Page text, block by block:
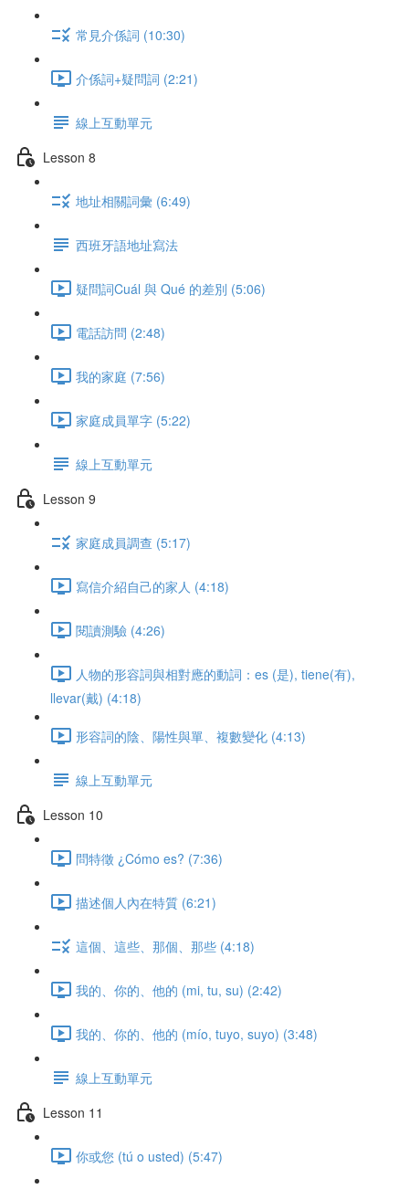
常見介係詞 (10:30)
介係詞+疑問詞 (2:21)
線上互動單元
Lesson 8
地址相關詞彙 (6:49)
西班牙語地址寫法
疑問詞Cuál 與 Qué 的差別 (5:06)
電話訪問 (2:48)
我的家庭 (7:56)
家庭成員單字 (5:22)
線上互動單元
Lesson 9
家庭成員調查 (5:17)
寫信介紹自己的家人 (4:18)
閱讀測驗 (4:26)
人物的形容詞與相對應的動詞：es (是), tiene(有),
llevar(戴) (4:18)
形容詞的陰、陽性與單、複數變化 (4:13)
線上互動單元
Lesson 10
問特徵 ¿Cómo es? (7:36)
描述個人內在特質 (6:21)
這個、這些、那個、那些 (4:18)
我的、你的、他的 (mi, tu, su) (2:42)
我的、你的、他的 (mío, tuyo, suyo) (3:48)
線上互動單元
Lesson 11
你或您 (tú o usted) (5:47)